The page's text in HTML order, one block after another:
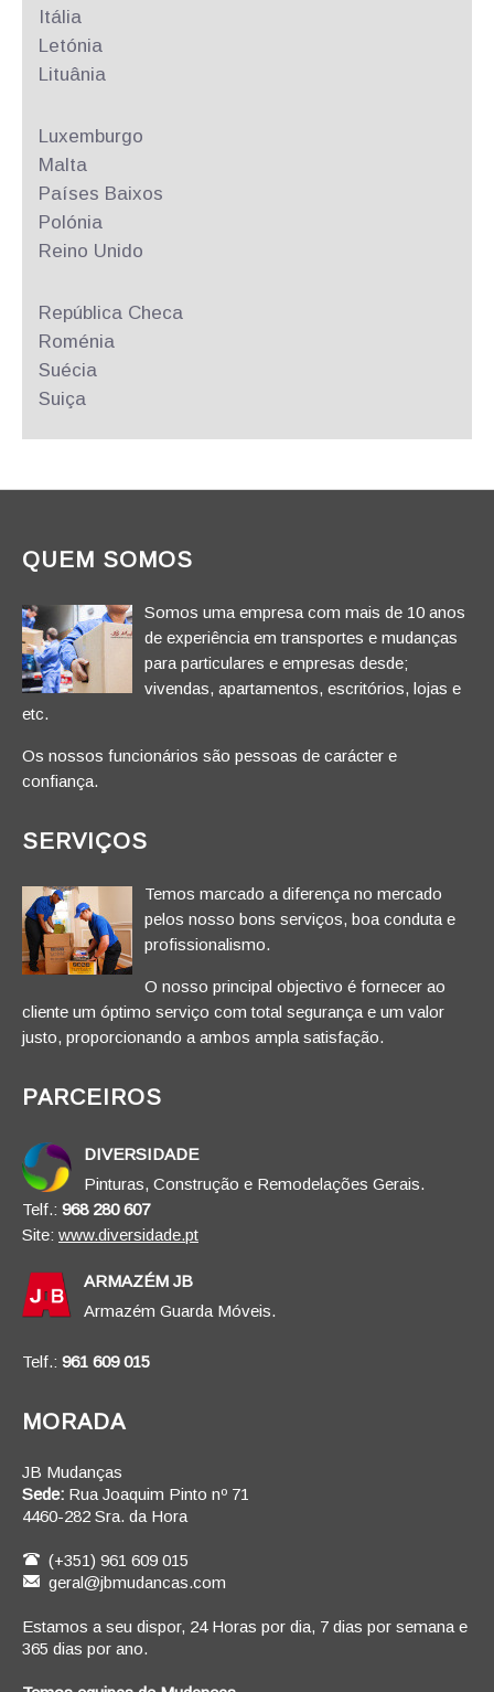
Itália
Letónia
Lituânia
Luxemburgo
Malta
Países Baixos
Polónia
Reino Unido
República Checa
Roménia
Suécia
Suiça
QUEM SOMOS
Somos uma empresa com mais de 10 anos
de experiência em transportes e mudanças
para particulares e empresas desde;
vivendas, apartamentos, escritórios, lojas e
etc.
Os nossos funcionários são pessoas de carácter e
confiança.
SERVIÇOS
Temos marcado a diferença no mercado
pelos nosso bons serviços, boa conduta e
profissionalismo.
O nosso principal objectivo é fornecer ao
cliente um óptimo serviço com total segurança e um valor
justo, proporcionando a ambos ampla satisfação.
PARCEIROS
DIVERSIDADE
Pinturas, Construção e Remodelações Gerais.
Telf.: 968 280 607
Site: www.diversidade.pt
ARMAZÉM JB
Armazém Guarda Móveis.
Telf.: 961 609 015
MORADA
JB Mudanças
Sede: Rua Joaquim Pinto nº 71
4460-282 Sra. da Hora
(+351) 961 609 015
geral@jbmudancas.com
Estamos a seu dispor, 24 Horas por dia, 7 dias por semana e
365 dias por ano.